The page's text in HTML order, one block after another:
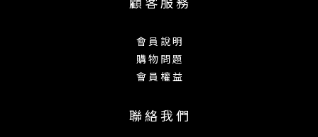
會 員 說 明
購 物 問 題
會 員 權 益
聯 絡 我 們